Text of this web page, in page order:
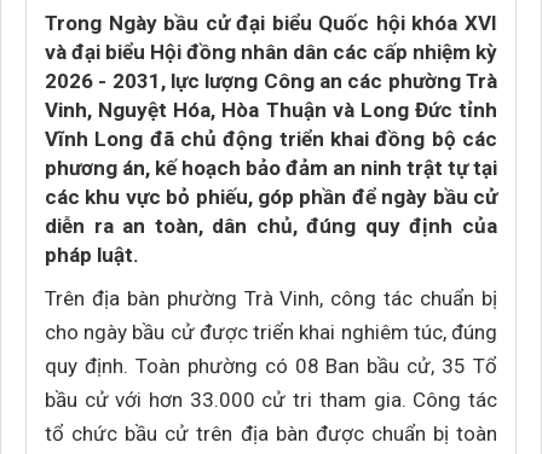
Trong Ngày bầu cử đại biểu Quốc hội khóa XVI
và đại biểu Hội đồng nhân dân các cấp nhiệm kỳ
2026 - 2031, lực lượng Công an các phường Trà
Vinh, Nguyệt Hóa, Hòa Thuận và Long Đức tỉnh
Vĩnh Long đã chủ động triển khai đồng bộ các
phương án, kế hoạch bảo đảm an ninh trật tự tại
các khu vực bỏ phiếu, góp phần để ngày bầu cử
diễn ra an toàn, dân chủ, đúng quy định của
pháp luật.
Trên địa bàn phường Trà Vinh, công tác chuẩn bị
cho ngày bầu cử được triển khai nghiêm túc, đúng
quy định. Toàn phường có 08 Ban bầu cử, 35 Tổ
bầu cử với hơn 33.000 cử tri tham gia. Công tác
tổ chức bầu cử trên địa bàn được chuẩn bị toàn